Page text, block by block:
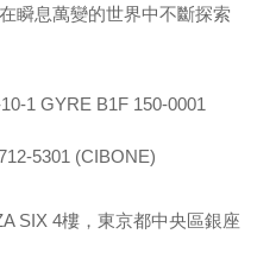
瞬息萬變的世界中不斷探索
1 GYRE B1F 150-0001
5301 (CIBONE)
SIX 4樓，東京都中央區銀座